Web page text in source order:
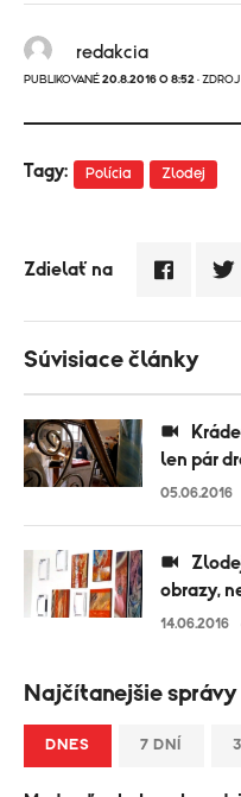
redakcia
PUBLIKOVANÉ 20.8.2016 O 8:52 · ZDROJ
Tagy: Polícia Zlodej
Zdielať na
Súvisiace články
len pár
05.06.2016
obrazy,
14.06.2016
Najčítanejšie správy
DNES 7 DNÍ